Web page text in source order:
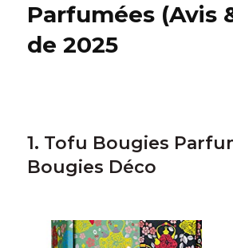
Parfumées (Avis
de 2025
1. Tofu Bougies
Bougies Déco